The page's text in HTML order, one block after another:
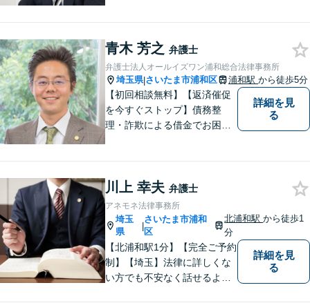
【刑事事件】スピーディーな
接見を重視！少年事件は子ど
もたちの将来を見据えてサポ
ート。
青木 芳之 弁護士
弁護士法人オールイズワン浦和総合法律事務所
埼玉県|さいたま市浦和区 浦和駅 から徒歩5分
【初回相談無料】【返済催促
を今すぐストップ】債務整
理・詐欺による借金でお困り
駅5分】【プライバシー配慮】
【平日22時・土日祝20時ま
で】【弁護士歴10年以上】
詳細を見
る
川上 幸夫 弁護士
アネモネ法律事務所
埼玉
県
|
さいたま市浦和
区
北浦和駅から徒歩1
分
【北浦和駅1分】【完全ご予約
制】【埼玉】法律に詳しくな
い方でも不安なく話せるよ
詳細を見
る